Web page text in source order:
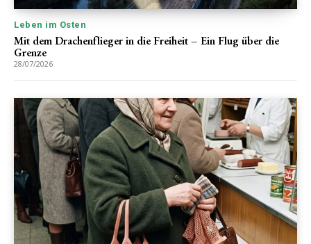
Leben im Osten
Mit dem Drachenflieger in die Freiheit – Ein Flug über die
Grenze
28/07/2026